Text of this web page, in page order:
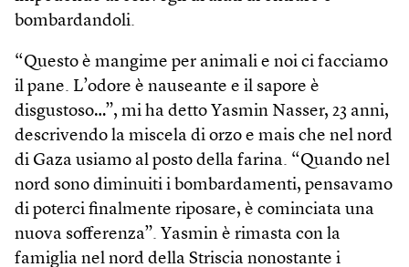
bombardandoli.
“Questo è mangime per animali e noi ci facciamo
il pane. L’odore è nauseante e il sapore è
disgustoso…”, mi ha detto Yasmin Nasser, 23 anni,
descrivendo la miscela di orzo e mais che nel nord
di Gaza usiamo al posto della farina. “Quando nel
nord sono diminuiti i bombardamenti, pensavamo
di poterci finalmente riposare, è cominciata una
nuova sofferenza”. Yasmin è rimasta con la
famiglia nel nord della Striscia nonostante i